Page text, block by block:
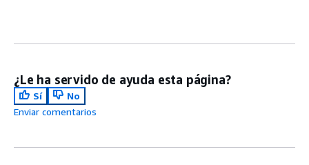
¿Le ha servido de ayuda esta página?
Sí
No
Enviar comentarios